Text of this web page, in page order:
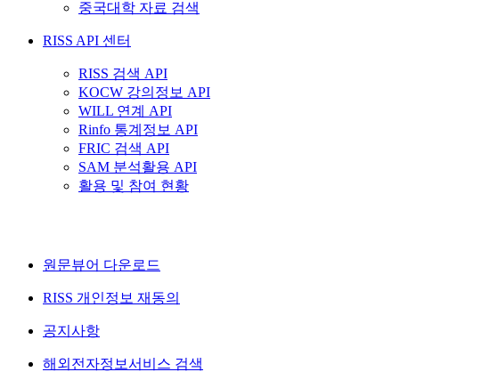
중국대학 자료 검색
RISS API 센터
RISS 검색 API
KOCW 강의정보 API
WILL 연계 API
Rinfo 통계정보 API
FRIC 검색 API
SAM 분석활용 API
활용 및 참여 현황
원문뷰어 다운로드
RISS 개인정보 재동의
공지사항
해외전자정보서비스 검색